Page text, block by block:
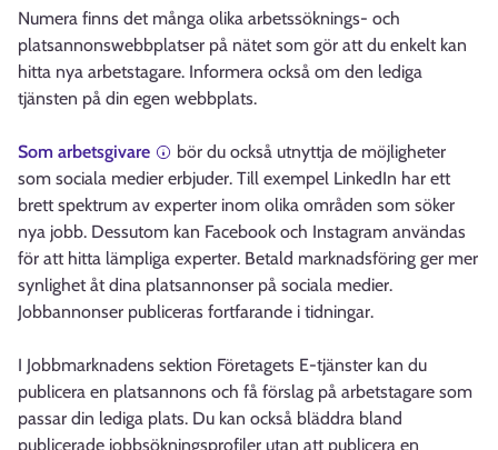
Numera finns det många olika arbetssöknings- och
platsannonswebbplatser på nätet som gör att du enkelt kan
hitta nya arbetstagare. Informera också om den lediga
tjänsten på din egen webbplats.
Som arbetsgivare
bör du också utnyttja de möjligheter
som sociala medier erbjuder. Till exempel LinkedIn har ett
brett spektrum av experter inom olika områden som söker
nya jobb. Dessutom kan Facebook och Instagram användas
för att hitta lämpliga experter. Betald marknadsföring ger mer
synlighet åt dina platsannonser på sociala medier.
Jobbannonser publiceras fortfarande i tidningar.
I Jobbmarknadens sektion Företagets E-tjänster kan du
publicera en platsannons och få förslag på arbetstagare som
passar din lediga plats. Du kan också bläddra bland
publicerade jobbsökningsprofiler utan att publicera en